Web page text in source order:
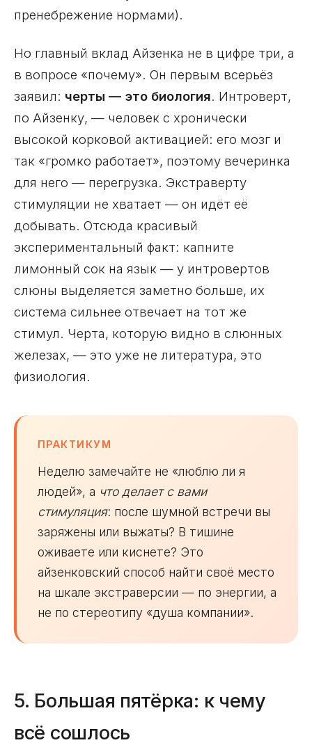
пренебрежение нормами).
Но главный вклад Айзенка не в цифре три, а
в вопросе «почему». Он первым всерьёз
заявил: черты — это биология. Интроверт,
по Айзенку, — человек с хронически
высокой корковой активацией: его мозг и
так «громко работает», поэтому вечеринка
для него — перегрузка. Экстраверту
стимуляции не хватает — он идёт её
добывать. Отсюда красивый
экспериментальный факт: капните
лимонный сок на язык — у интровертов
слюны выделяется заметно больше, их
система сильнее отвечает на тот же
стимул. Черта, которую видно в слюнных
железах, — это уже не литература, это
физиология.
ПРАКТИКУМ
Неделю замечайте не «люблю ли я
людей», а что делает с вами
стимуляция: после шумной встречи вы
заряжены или выжаты? В тишине
оживаете или киснете? Это
айзенковский способ найти своё место
на шкале экстраверсии — по энергии, а
не по стереотипу «душа компании».
5. Большая пятёрка: к чему
всё сошлось